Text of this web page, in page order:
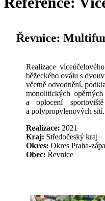
Řevnice:
Realizace
běžeckého oválu s
včetně odvodnění,
monolitických
a oplocení
a polypropylenových sítí.
Realizace: 2021
Kraj: Středočeský kraj
Okres: Okres Praha-
Obec: Řevnice